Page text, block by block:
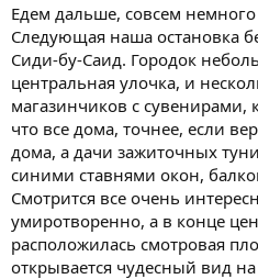
Едем дальше, совсем
Следующая наша остановка
Сиди-бу-Саид. Городок
центральная улочка, и
магазинчиков с сувенирами,
что все дома, точнее, если
дома, а дачи зажиточных
синими ставнями окон,
Смотрится все очень
умиротворенно, а в конце
расположилась смотровая
открывается чудесный вид